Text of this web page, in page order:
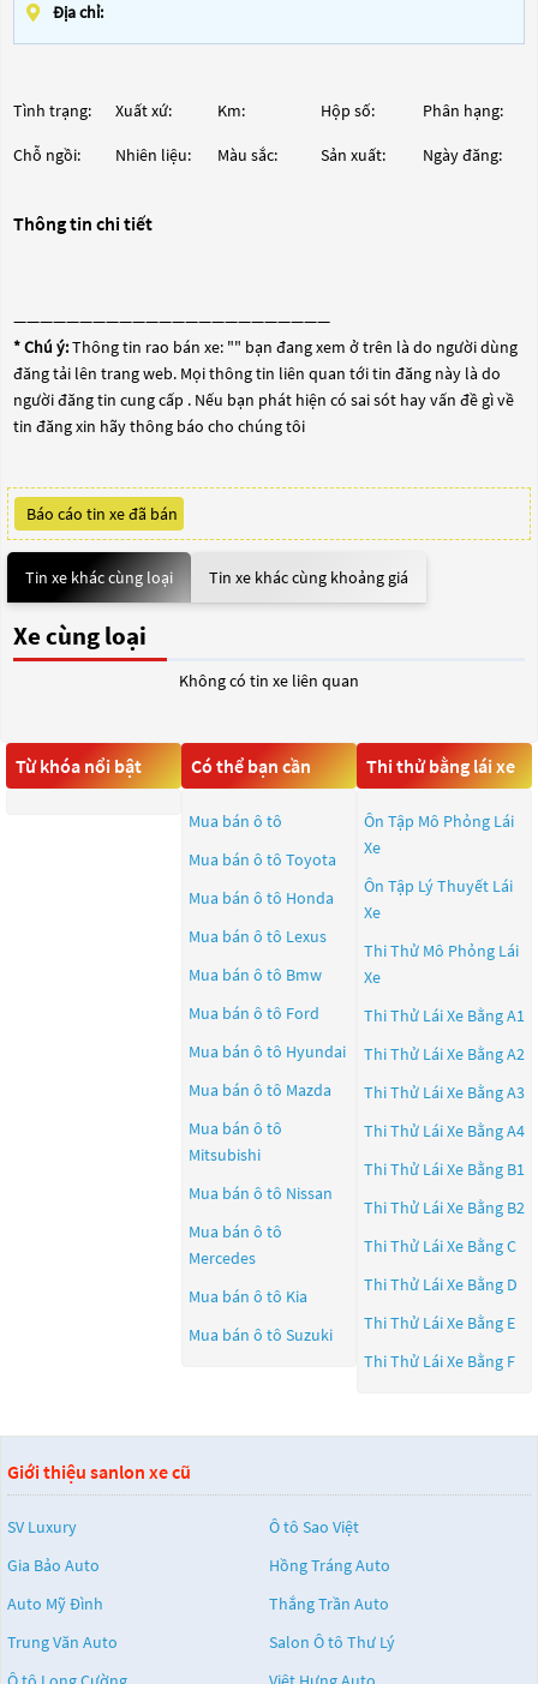
Địa chỉ:
Tình trạng: Xuất xứ: Km: Hộp số: Phân hạng:
Chỗ ngồi: Nhiên liệu: Màu sắc: Sản xuất: Ngày đăng:
Thông tin chi tiết
————————————————————————
* Chú ý:Thông tin rao bán xe: "" bạn đang xem ở trên là do người dùng
đăng tải lên trang web. Mọi thông tin liên quan tới tin đăng này là do
người đăng tin cung cấp . Nếu bạn phát hiện có sai sót hay vấn đề gì về
tin đăng xin hãy thông báo cho chúng tôi
Báo cáo tin xe đã bán
Tin xe khác cùng loại Tin xe khác cùng khoảng giá
Xe cùng loại
Không có tin xe liên quan
Từ khóa nổi bật Có thể bạn cần
Mua bán ô tô
Mua bán ô tô Toyota
Mua bán ô tô Honda
Mua bán ô tô Lexus
Mua bán ô tô Bmw
Mua bán ô tô Ford
Mua bán ô tô Hyundai
Mua bán ô tô Mazda
Mua bán ô tô
Mitsubishi
Mua bán ô tô Nissan
Mua bán ô tô
Mercedes
Mua bán ô tô Kia
Mua bán ô tô Suzuki
Thi thử bằng lái xe
Ôn Tập Mô Phỏng Lái
Xe
Ôn Tập Lý Thuyết Lái
Xe
Thi Thử Mô Phỏng Lái
Xe
Thi Thử Lái Xe Bằng A1
Thi Thử Lái Xe Bằng A2
Thi Thử Lái Xe Bằng A3
Thi Thử Lái Xe Bằng A4
Thi Thử Lái Xe Bằng B1
Thi Thử Lái Xe Bằng B2
Thi Thử Lái Xe Bằng C
Thi Thử Lái Xe Bằng D
Thi Thử Lái Xe Bằng E
Thi Thử Lái Xe Bằng F
Giới thiệu sanlon xe cũ
SV Luxury
Ô tô Sao Việt
Gia Bảo Auto
Hồng Tráng Auto
Auto Mỹ Đình
Thắng Trần Auto
Trung Văn Auto
Salon Ô tô Thư Lý